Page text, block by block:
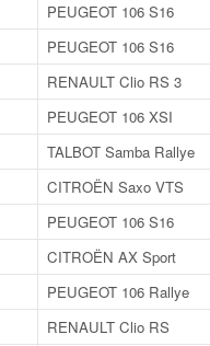
PEUGEOT 106 S16
PEUGEOT 106 S16
RENAULT Clio RS 3
PEUGEOT 106 XSI
TALBOT Samba Rallye
CITROËN Saxo VTS
PEUGEOT 106 S16
CITROËN AX Sport
PEUGEOT 106 Rallye
RENAULT Clio RS